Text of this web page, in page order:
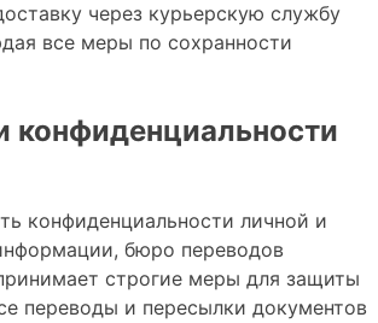
через курьерскую службу
все меры по сохранности
конфиденциальности
конфиденциальности личной и
бюро переводов
строгие меры для защиты
переводы и пересылки документов